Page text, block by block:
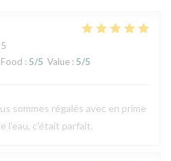
Food : 5/5 Value : 5/5
sommes régalés avec en prime
l'eau, c'était parfait.